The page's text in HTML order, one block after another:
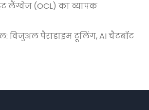
लैंग्वेज (OCL) का व्यापक
विजुअल पैराडाइम टूलिंग, AI चैटबॉट